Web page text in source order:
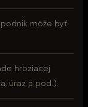
môže byť
hroziacej
úraz a pod.).